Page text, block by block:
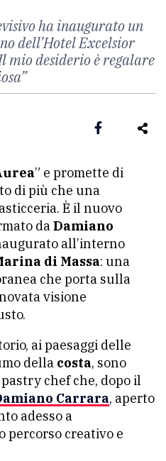
ha inaugurato un
dell’Hotel Excelsior
mio desiderio è regalare
” e promette di
di più che una
È il nuovo
daDamiano
all’interno
di Massa: una
che porta sulla
visione
ai paesaggi delle
della costa, sono
chef che, dopo il
Carrara, aperto
adesso a
creativo e